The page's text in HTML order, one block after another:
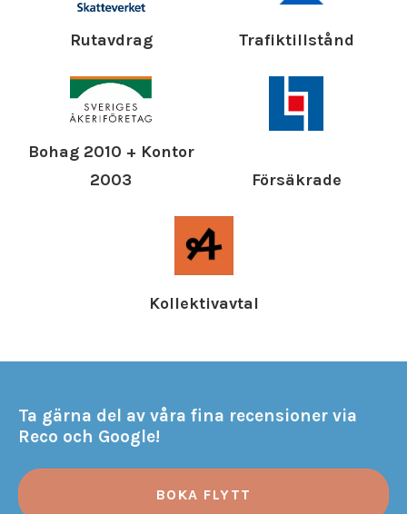
Rutavdrag Trafiktillstånd
Bohag 2010 + Kontor
2003
Försäkrade
Kollektivavtal
Ta gärna del av våra fina recensioner via
Reco och Google!
BOKA FLYTT